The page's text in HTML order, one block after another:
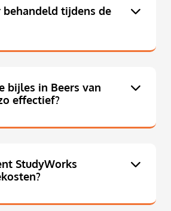
tijdens de
bijles in Beers van
effectief?
StudyWorks